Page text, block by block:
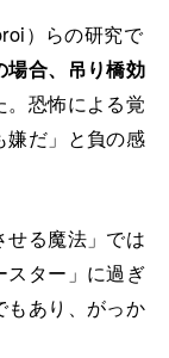
）らの研究で
場合、吊り橋効
恐怖による覚
嫌だ」と負の感
る魔法」では
スター」に過ぎ
もあり、がっか